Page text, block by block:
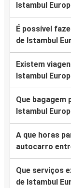
Istambul
É possível
de Istambul
Existem
Istambul
Que bagagem
Istambul
A que horas
autocarro
Que serviços
de Istambul